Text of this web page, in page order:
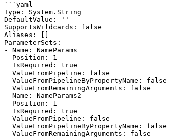
```yaml
Type: System.String
DefaultValue: ''
SupportsWildcards: false
Aliases: []
ParameterSets:
- Name: NameParams
- Name: NameParams2